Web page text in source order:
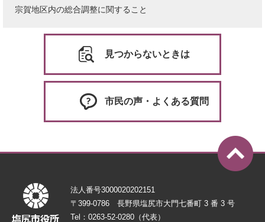
宗賀地区内の総合調整に関すること
見つからないときは
市民の声・よくある質問
法人番号3000020202151
〒399-0786 長野県塩尻市大門七番町 3 番 3 号
Tel：0263-52-0280（代表）